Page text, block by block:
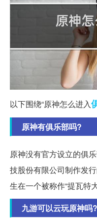
以下围绕“原神怎么进入
原神有俱乐部吗?
原神没有官方设立的俱
技股份有限公司制作发
生在一个被称作“提瓦特
九游可以云玩原神吗?